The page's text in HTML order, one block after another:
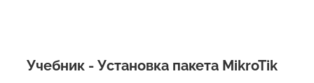
Учебник - Установка пакета MikroTik